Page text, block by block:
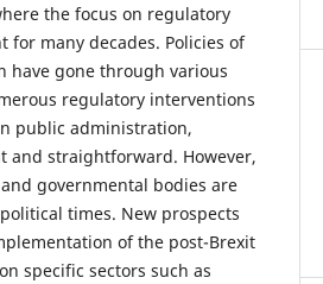
the focus on regulatory
many decades. Policies of
gone through various
regulatory interventions
public administration,
and straightforward. However,
governmental bodies are
times. New prospects
of the post-Brexit
specific sectors such as